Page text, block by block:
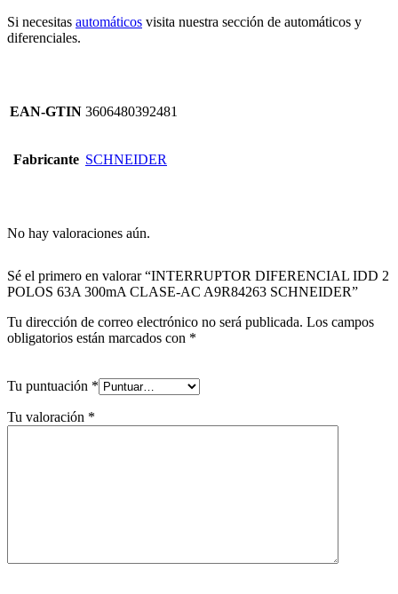
Si necesitas automáticos visita nuestra sección de automáticos y
diferenciales.
EAN-GTIN 3606480392481
Fabricante SCHNEIDER
No hay valoraciones aún.
Sé el primero en valorar “INTERRUPTOR DIFERENCIAL IDD 2
POLOS 63A 300mA CLASE-AC A9R84263 SCHNEIDER”
Tu dirección de correo electrónico no será publicada. Los campos
obligatorios están marcados con *
Tu puntuación *
Tu valoración *